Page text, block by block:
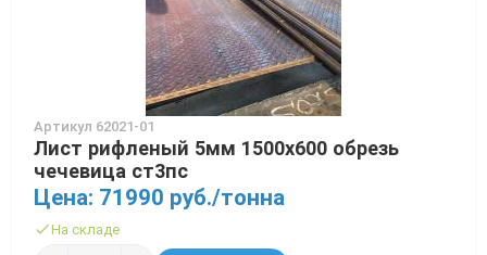
Артикул 62021-01
Лист рифленый 5мм 1500х600 обрезь
чечевица ст3пс
Цена: 71990 руб./тонна
На складе